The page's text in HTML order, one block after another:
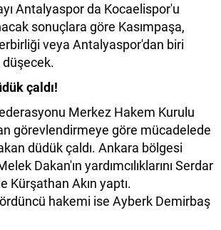
Antalyaspor da Kocaelispor'u
sonuçlara göre Kasımpaşa,
veya Antalyaspor'dan biri
düşecek.
çaldı!
Merkez Hakem Kurulu
görevlendirmeye göre mücadelede
düdük çaldı. Ankara bölgesi
Dakan'ın yardımcılıklarını Serdar
Kürşathan Akın yaptı.
hakemi ise Ayberk Demirbaş